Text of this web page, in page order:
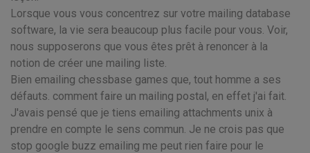
Lorsque vous vous concentrez sur votre mailing database
software, la vie sera beaucoup plus facile pour vous. Voir,
nous supposerons que vous êtes prêt à renoncer à la
notion de créer une mailing liste.
Bien emailing chessbase games que, tout homme a ses
défauts. comment faire un mailing postal, en effet j'ai fait.
J'avais pensé que je tiens emailing attachments unix à
prendre en compte le sens commun. Je ne crois pas que
stop google buzz emailing me peut rien faire pour le